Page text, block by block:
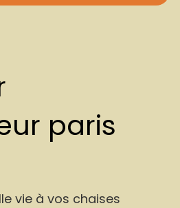
paris
vie à vos chaises